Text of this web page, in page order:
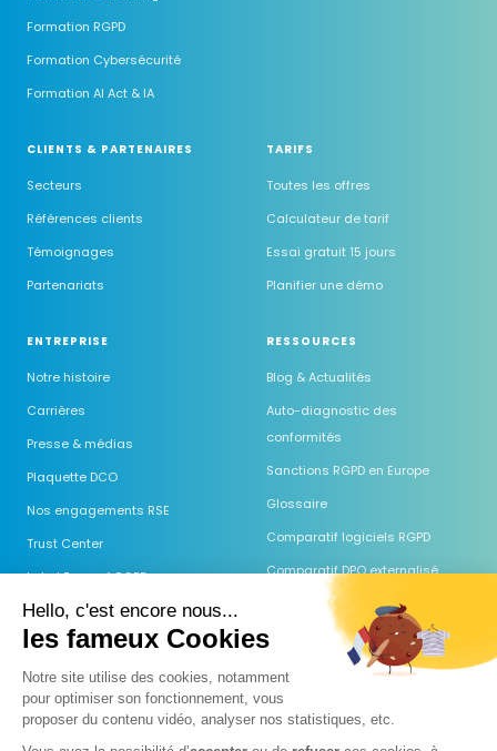
Hello, c'est encore nous...
les fameux Cookies
Notre site utilise des cookies, notamment
pour optimiser son fonctionnement, vous
proposer du contenu vidéo, analyser nos statistiques, etc.
Formation RGPD
Formation Cybersécurité
Formation AI Act & IA
CLIENTS & PARTENAIRES
Secteurs
Références clients
Témoignages
Partenariats
TARIFS
Toutes les offres
Calculateur de tarif
Essai gratuit 15 jours
Planifier une démo
ENTREPRISE
Notre histoire
Carrières
Presse & médias
Plaquette DCO
Nos engagements RSE
Trust Center
Label Engagé RGPD
RESSOURCES
Blog & Actualités
Auto-diagnostic des
conformités
Sanctions RGPD en Europe
Glossaire
Comparatif logiciels RGPD
Comparatif DPO externalisé
Guides & Modèles
Webinaires
Centre d'aide
FAQ